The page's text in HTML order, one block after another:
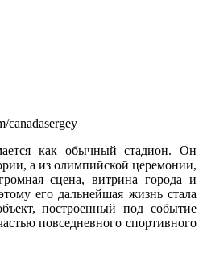
canadasergey
как обычный стадион. Он
а из олимпийской церемонии,
сцена, витрина города и
его дальнейшая жизнь стала
построенный под событие
повседневного спортивного